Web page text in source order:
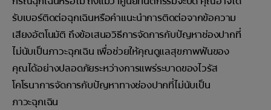
รับเบอร์ติดต่อฉุกเฉินหรือคำแนะนำการติดต่อจากข้อความ
เสียงอัตโนมัติ ถึงข้อเสนอวิธีการจัดการกับปัญหาช่องปากที่
ไม่นับเป็นภาวะฉุกเฉิน เพื่อช่วยให้คุณดูแลสุขภาพฟันของ
คุณได้อย่างปลอดภัยระหว่างการแพร่ระบาดของไวรัส
โคโรนาการจัดการกับปัญหาทางช่องปากที่ไม่นับเป็น
ภาวะฉุกเฉิน